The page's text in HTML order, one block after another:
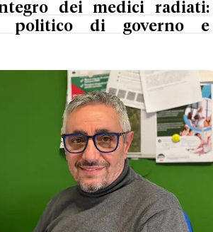
dei medici radiati:
politico di governo e